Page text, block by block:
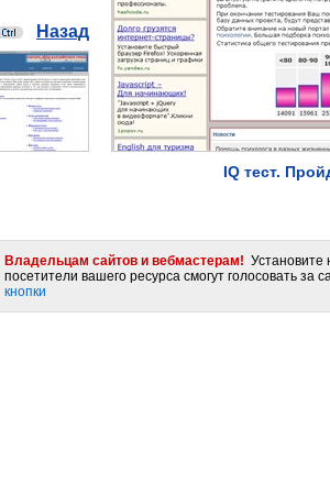
Назад
IQ тест.
Владельцам сайтов и вебмастерам! Установите
посетители вашего ресурса смогут голосовать за
кнопки